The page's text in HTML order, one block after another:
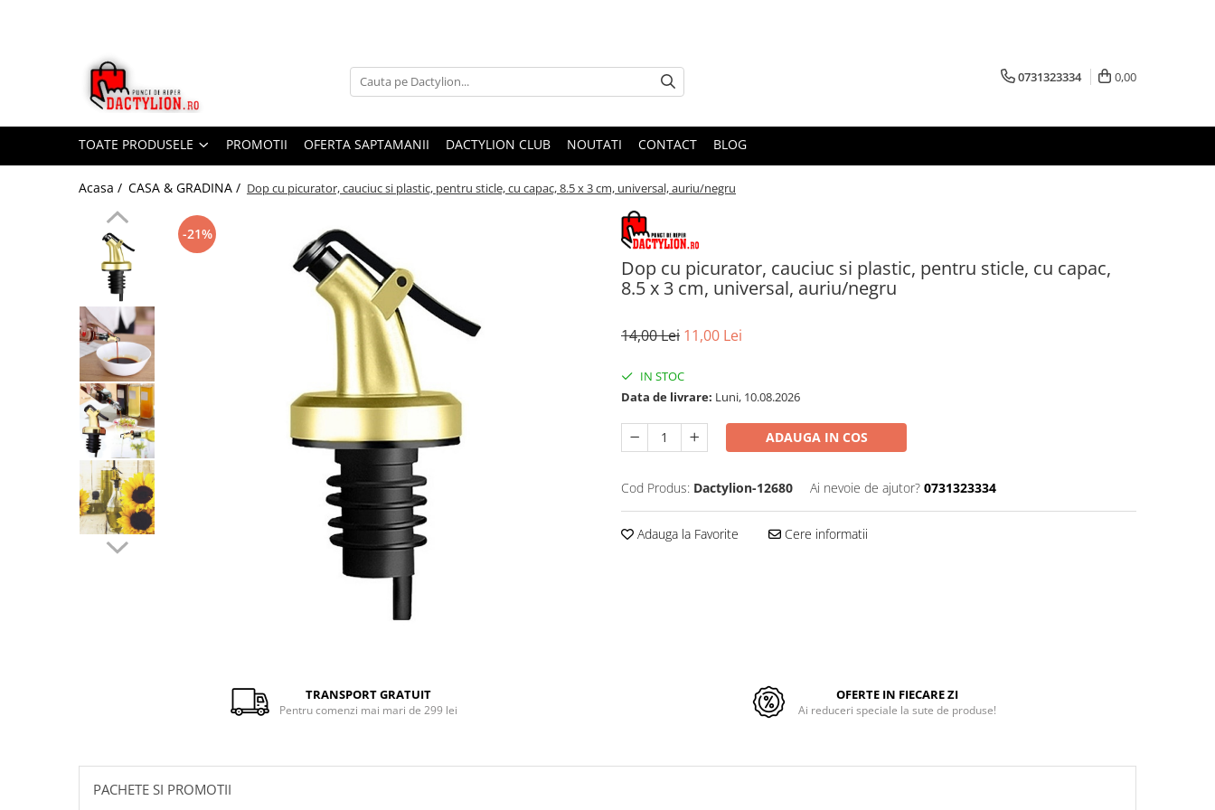
0731323334 0,00
TOATE PRODUSELE PROMOTII OFERTA SAPTAMANII DACTYLION CLUB NOUTATI CONTACT BLOG
Acasa / CASA & GRADINA / Dop cu picurator, cauciuc si plastic, pentru sticle, cu capac, 8.5 x 3 cm, universal, auriu/negru
Dop cu picurator, cauciuc si plastic, pentru sticle, cu capac,
8.5 x 3 cm, universal, auriu/negru
-21%
Facebook
14,00 Lei 11,00 Lei
IN STOC
Data de livrare: Luni, 10.08.2026
ADAUGA IN COS
Cod Produs: Dactylion-12680 Ai nevoie de ajutor? 0731323334
Adauga la Favorite Cere informatii
TRANSPORT GRATUIT
Pentru comenzi mai mari de 299 lei
OFERTE IN FIECARE ZI
Ai reduceri speciale la sute de produse!
PACHETE SI PROMOTII